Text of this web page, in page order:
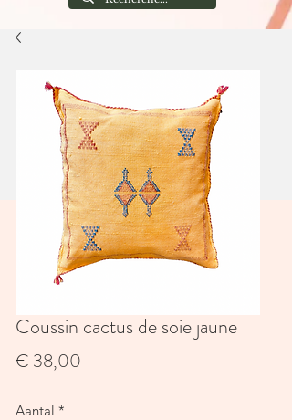
Coussin cactus de soie jaune
€ 38,00
Aantal *